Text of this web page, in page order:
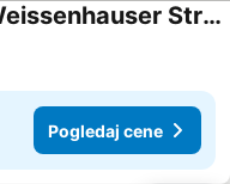
Ferien- Und Freizeitpark Weissenhauser Strand
Pogledaj cene